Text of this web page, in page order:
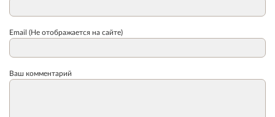
Email (Не отображается на сайте)
Ваш комментарий